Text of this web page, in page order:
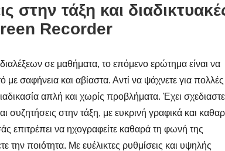
στην τάξη και
Recorder
σε μαθήματα, το επόμενο ερώτημα είναι να
με σαφήνεια και αβίαστα. Αντί να ψάχνετε για πολλές
απλή και χωρίς προβλήματα. Έχει
συζητήσεις στην τάξη, με ευκρινή γραφικά και
επιτρέπει να ηχογραφείτε καθαρά τη φωνή της
ποιότητα. Με ευέλικτες ρυθμίσεις και υψηλής